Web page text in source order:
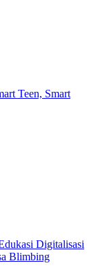
Teen, Smart
Digitalisasi
Blimbing